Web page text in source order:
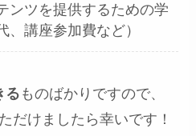
ンツを提供するための学
、講座参加費など）
る ものばかりですので、
だけましたら幸いです！